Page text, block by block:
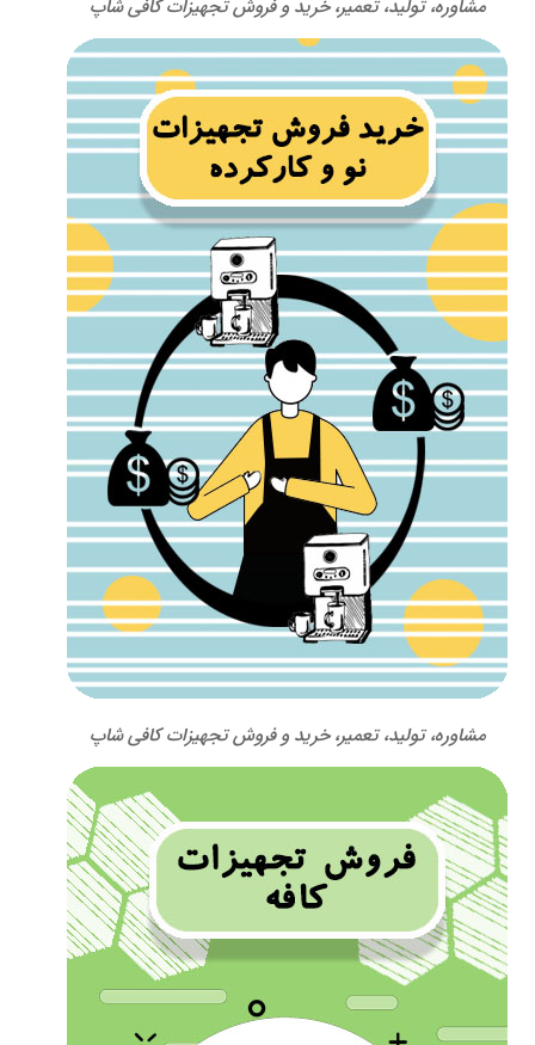
مشاوره، تولید، تعمیر، خرید و فروش تجهیزات کافی شاپ
مشاوره، تولید، تعمیر، خرید و فروش تجهیزات کافی شاپ